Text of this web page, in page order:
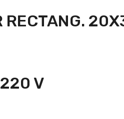
RECTANG.
V